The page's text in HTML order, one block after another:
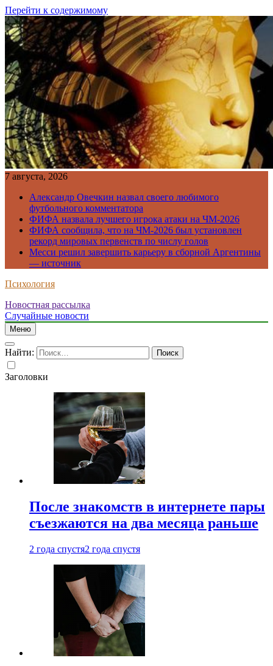
Перейти к содержимому
7 августа, 2026
Александр Овечкин назвал своего любимого
футбольного комментатора
ФИФА назвала лучшего игрока атаки на ЧМ-2026
ФИФА сообщила, что на ЧМ-2026 был установлен
рекорд мировых первенств по числу голов
Месси решил завершить карьеру в сборной Аргентины
— источник
Психология
Новостная рассылка
Случайные новости
Меню
Найти:
Заголовки
После знакомств в интернете пары
съезжаются на два месяца раньше
2 года спустя2 года спустя